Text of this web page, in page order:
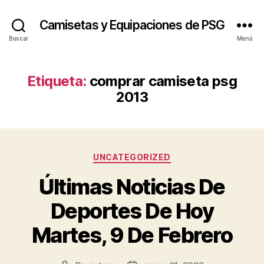
Buscar
Camisetas y Equipaciones de PSG
Menú
Etiqueta: comprar camiseta psg
2013
Categorías
UNCATEGORIZED
Últimas Noticias De
Deportes De Hoy
Martes, 9 De Febrero